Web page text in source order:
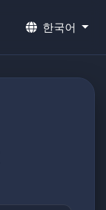
한국어